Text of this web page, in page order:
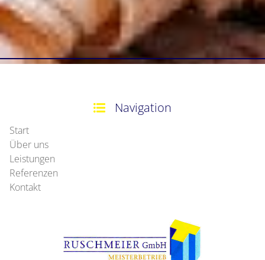
Navigation
Start
Über uns
Leistungen
Referenzen
Kontakt